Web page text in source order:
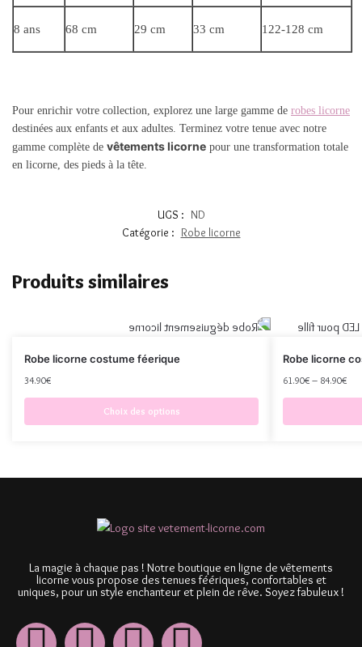
8 ans 68 cm 29 cm 33 cm 122-128 cm
Pour enrichir votre collection, explorez une large gamme de robes licorne
destinées aux enfants et aux adultes. Terminez votre tenue avec notre
gamme complète de vêtements licorne pour une transformation totale
en licorne, des pieds à la tête.
UGS : ND
Catégorie : Robe licorne
Produits similaires
Robe licorne costume féerique
34.90€
Choix des options
Robe licorne
61.90€ – 84.90€
La magie à chaque pas ! Notre boutique en ligne de vêtements
licorne vous propose des tenues féériques, confortables et
uniques, pour un style enchanteur et plein de rêve. Soyez fabuleux !